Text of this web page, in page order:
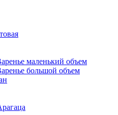
маленький объем
большой объем